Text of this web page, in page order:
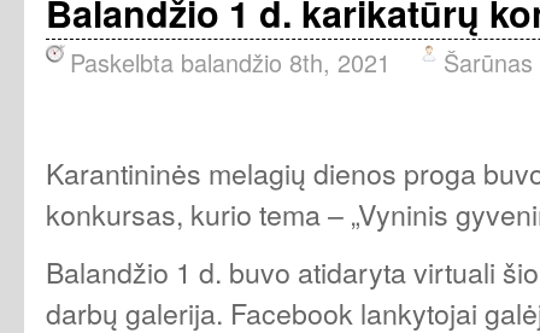
Balandžio 1 d. karikatūrų
Paskelbta balandžio 8th, 2021 Šarūnas
Karantininės melagių dienos proga
konkursas, kurio tema – „Vyninis
Balandžio 1 d. buvo atidaryta virtuali
darbų galerija. Facebook lankytojai